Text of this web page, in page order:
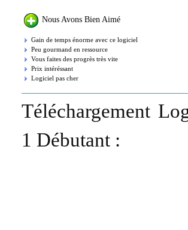
Nous Avons Bien Aimé
Gain de temps énorme avec ce logiciel
Peu gourmand en ressource
Vous faites des progrès très vite
Prix intéréssant
Logiciel pas cher
Téléchargement
1 Débutant :